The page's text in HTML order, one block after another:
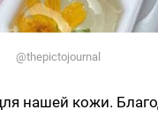
@thepictojournal
нашей кожи.